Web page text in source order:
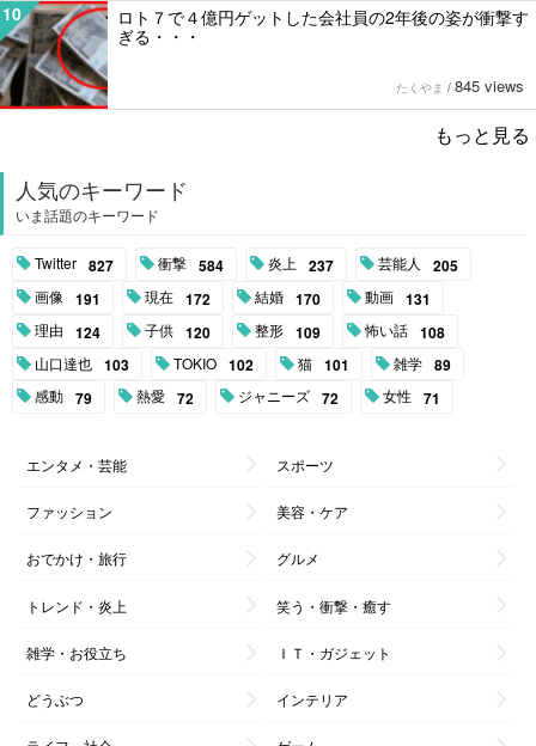
10
ロト７で４億円ゲットした会社員の2年後の姿が衝撃す
ぎる・・・
たくやま / 845 views
もっと見る
人気のキーワード
いま話題のキーワード
Twitter 827 衝撃 584 炎上 237 芸能人 205
画像 191 現在 172 結婚 170 動画 131
理由 124 子供 120 整形 109 怖い話 108
山口達也 103 TOKIO 102 猫 101 雑学 89
感動 79 熱愛 72 ジャニーズ 72 女性 71
エンタメ・芸能 スポーツ
ファッション 美容・ケア
おでかけ・旅行 グルメ
トレンド・炎上 笑う・衝撃・癒す
雑学・お役立ち ＩＴ・ガジェット
どうぶつ インテリア